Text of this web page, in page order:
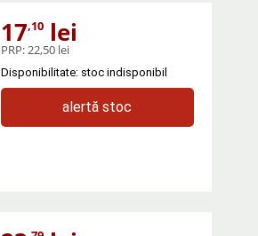
17,10lei
PRP: 22,50 lei
Disponibilitate: stoc indisponibil
alertă stoc